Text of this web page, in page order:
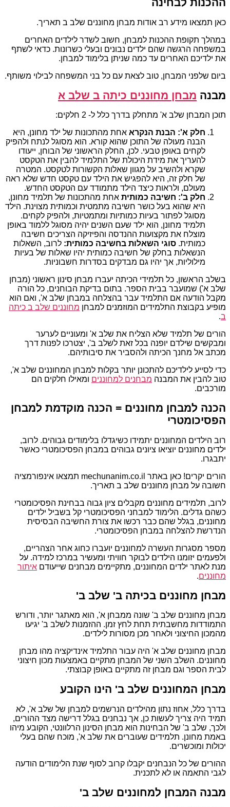
ההכנות לבחינה
כאן תמצאו מידע רב אודות מבחן מחוננים שלב ב תאריך.
במהלך תקופת ההכנות למבחן, חשוב לשדר לילדים האחרים
במשפחה הרגשה שהם ילדים נבונים ובעלי כשרונות. כדאי לשתף
את ילדיכם האחרים עד כמה שניתן בלימוד למבחן.
ביום שלפני המבחן, טוב לצאת עם כל בני המשפחה לבילוי משותף.
מבנה מבחן מחוננים כיתה ב שלב א
תוכן המבחן שלב א' מתחלק בדרך כלל ל- 2 חלקים:
חלק א': הבנת הנקרא אחת מהתכונות של ילד מחונן, היא
הבנה מעולה של התוכן שהוא קורא. הוא מסוגל לנתח ולהפיק
לקחים באופן טבעי. לכן, החלק הראשוני של הבוחן, ייעודו
להעריך את מידת היכולת של התלמיד להבין את הטקסט
שקרא ולהשיב על מגוון שאלות הקשורות לטקסט. המטרה
של חלק זה, היא להפגיש את הילד עם טקסט חדש שלא ראה
מעולם, ולראות כיצד הילד מתמודד עם הטקסט החדש.
חלק ב': חשיבה כמותית אחת מהתכונות של תלמיד מחונן,
היא שהוא בעל כושר חשיבה מתמטית וכמותית מצוינת. הילד
מסוגל לפתור בעיות כמותיות ומתמטיות, ולהפיק לקחים.
תלמיד מחונן, הוא ילד שעם השנים יהיה מסוגל ללמוד באופן
מוצלח את מקצועות ההנדסה והפיזיקה הצריכים חשיבה
כמותית. סוגי השאלות בחשיבה כמותית: לרוב, השאלות
הנשאלות בחלק של חשיבה כמותית יהיו שאלות של בעיות
מילוליות, אך יהיו גם מבדקים בסדרות חשבוניות.
בשלב הראשון, כל תלמידי הכיתה יעברו מבחן סינון ראשוני (מבחן
שלב א') שמועבר בבית הספר. בתום בדיקת הבוחנים, כל הורה
מקבל הודעה אם התלמיד עבר בהצלחה במבחן שלב א', ואם הוא
מופיע בקבוצת התלמידים המוזמנים למבחן מחוננים שלב ב כיתה
ב.
הורים של תלמיד שלא הצליח את שלב א' ומעוניים לערער
ומבקשים שילדם יופנה בכל זאת לשלב ב', יצטרכו לפנות דרך
מכתב אל מחנך הכיתה ולהסביר את סיבותיהם.
כדי לסייע לילדיכם להתכונן יותר בקלות למבחן המחוננים שלב א',
טוב להבין את המבנה מבחנים למחוננים ומאילו חלקים הם
מורכבים.
הכנה למבחן מחוננים = הכנה מוקדמת למבחן
הפסיכומטרי
רוב הילדים המחוננים יתמידו כשיגדלו בלימודים גבוהים. לרוב,
ילדים מחוננים יוציאו ציונים גבוהים במבחן הפסיכומטרי כאשר
יתבגרו.
הורים יקרים! כאן באתר mechunanim.co.il תמצאו אינפורמציה
חשובה על מבחן מחוננים שלב ב תאריך.
לרוב, תלמידים מחוננים מקבלים ציון גבוה בבחינת הפסיכומטרי
כשהם גדלים. הלימוד למבחני הפסיכומטרי קל בשביל ילדים
מחוננים, בגלל שהם כבר רכשו את צורת החשיבה הבסיסית
הנדרשת להצלחה במבחן הפסיכומטרי.
מספר מסגרות העשרה למחוננים יועברו כחוג אחר הצהריים,
ולפעמים יזומנו הילדים לבוקר חוויתי ומעשיר במרכז למידה. על
מנת לאתר ילדים המחוננים, מתקיימים מבחנים שייעודם איתור
מחוננים.
מבחן מחוננים בכיתה ב' שלב ב'
מבחן מחוננים שלב ב' שונה ממבחן א', הוא מאתגר יותר, ודורש
התמודדות מחשבתית תחת לחץ זמן. ההזמנות לשלב ב' יגיעו
מהמכון החיצוני ולאחר מכן מסורות לילדים.
מבחן מחוננים שלב א' היה עבור התלמיד אינדיקציה מהו מבחן
מחוננים. השלב השני של המבחן מתקיים באמצעות מכון חיצוני
לבית הספר וגם מבחן זה מתקיים באופן קבוצתי.
מבחן המחוננים שלב ב' הינו הקובע
בדרך כלל, אחוז נתון מהילדים הנרשמים למבחן של שלב א', לא
תמיד היה צריך לעשות כן, אך נבחנים בגלל דרישה מצד ההורים,
ולכך, שלב ב' של הבחינות הוא מבחן הסינון הרלוונטי, הקובע מיהו
באמת מחונן. תלמידים שעוברים את שלב א', מוכח שהם בעלי
יכולות ומוכשרים.
ההורים של כל הנבחנים יקבלו קרוב לסוף שנת הלימודים הודעה
לגבי התאמה או לא לתכנית.
מבנה המבחן למחוננים שלב ב'